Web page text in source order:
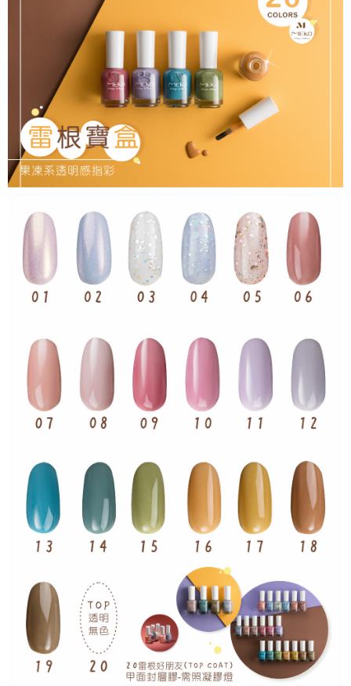
１．簡單：不需註冊會員、不需綁卡、不需儲值。
２．便利：只要手機號碼，簡訊認證，即可結帳。
３．安心：先確認商品／服務後，再付款。
【「AFTEE先享後付」結帳流程】
１．於結帳方式選擇「AFTEE先享後付」後，將跳轉至「AFTEE先享後付」
結帳頁面，進行簡訊認證並確認金額後，即可完成結帳。
２．訂單成立數日內，您將收到繳費通知簡訊。
３．收到繳費通知簡訊後14天內，點擊此簡訊中的連結，可透過四大超商／
ATM／網路銀行／等多元方式進行付款，方視為交易完成。
※ 請注意：結帳手續完成當下不需立刻繳費，但若您需要取消訂單，請聯絡
購買商品的店家。未經商家同意取消之訂單仍視為有效，需透過AFTEE先享
後付繳納相關費用。
客戶支援中心」https://netprotections.freshdesk.com/support/home
【注意事項】
１．透過由恩沛科技股份有限公司提供之「AFTEE先享後付」服務完成之交
易，需依本服務之必要範圍內提供個人資料，並將交易相關給付款項請求債
權轉讓予恩沛科技股份有限公司。
２．關於個人資料處理事宜，請瀏覽以下網址：
「AFTEE先享後付」，若未經同意申辦者引起之損失，本公司不負相關責
任。
４．使用「AFTEE先享後付」時，將依據個別帳號之用戶狀況，依本公司即
時審查核予不同之上限額度；若仍有額度不足之情形，本公司將視審查結果
請求用戶進行身份認證。
５．嚴禁一人註冊多個帳號或使用他人資訊註冊。若發現惡意使用之情形，
恩沛科技股份有限公司將有權停止該用戶之使用額度並採取法律行動。
全家取貨付款
每筆NT$65，滿NT$499(含以上)免運費
付款後全家取貨
每筆NT$65，滿NT$499(含以上)免運費
7-11取貨付款
付款後7-11取貨
每筆NT$65，滿NT$499(含以上)免運費
宅配
每筆NT$85，滿NT$499(含以上)免運費
每筆NT$120，滿NT$499(含以上)免運費